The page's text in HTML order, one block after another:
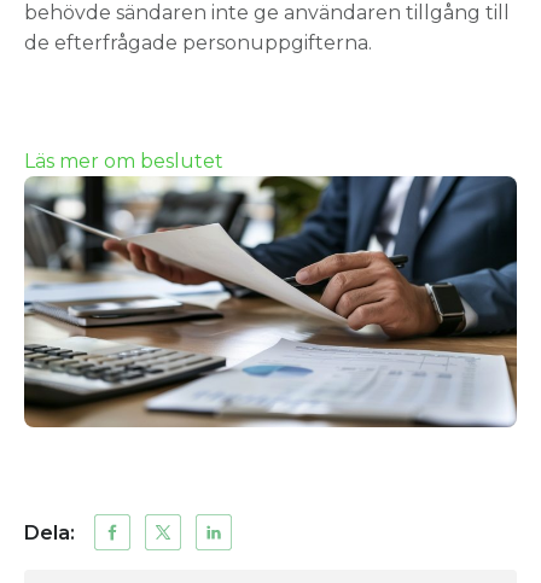
behövde sändaren inte ge användaren tillgång till
de efterfrågade personuppgifterna.
Läs mer om beslutet
Dela: